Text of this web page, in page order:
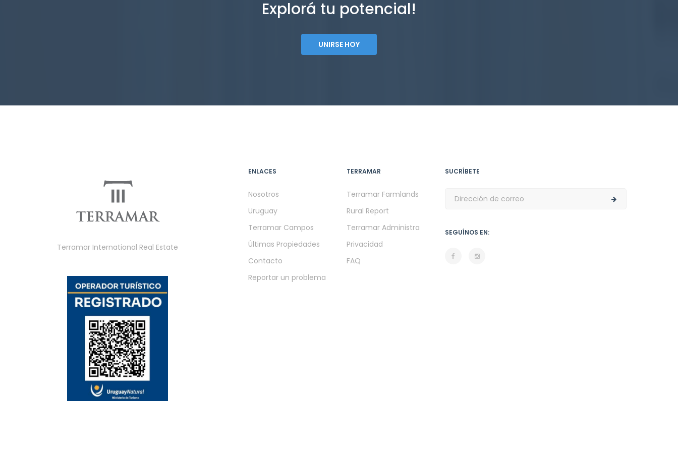
Explorá tu potencial!
UNIRSE HOY
Terramar International Real Estate
ENLACES
Nosotros
Uruguay
Terramar Campos
Últimas Propiedades
Contacto
Reportar un problema
TERRAMAR
Terramar Farmlands
Rural Report
Terramar Administra
Privacidad
FAQ
SUCRÍBETE
SEGUÍNOS EN: